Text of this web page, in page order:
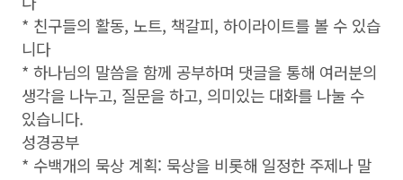
* 친구들의 활동, 노트, 책갈피, 하이라이트를 볼 수 있습
니다
* 하나님의 말씀을 함께 공부하며 댓글을 통해 여러분의
생각을 나누고, 질문을 하고, 의미있는 대화를 나눌 수
있습니다.
성경공부
* 수백개의 묵상 계획: 묵상을 비롯해 일정한 주제나 말